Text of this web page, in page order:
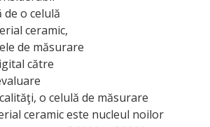
o celulă
ceramic,
de măsurare
către
o celulă de măsurare
ceramic este nucleul noilor